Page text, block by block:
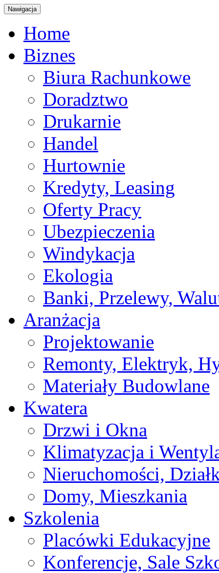
Nawigacja
Home
Biznes
Biura Rachunkowe
Doradztwo
Drukarnie
Handel
Hurtownie
Kredyty, Leasing
Oferty Pracy
Ubezpieczenia
Windykacja
Ekologia
Banki, Przelewy,
Aranżacja
Projektowanie
Remonty, Elektryk,
Materiały Budowlane
Kwatera
Drzwi i Okna
Klimatyzacja i
Nieruchomości,
Domy, Mieszkania
Szkolenia
Placówki Edukacyjne
Konferencje, Sale